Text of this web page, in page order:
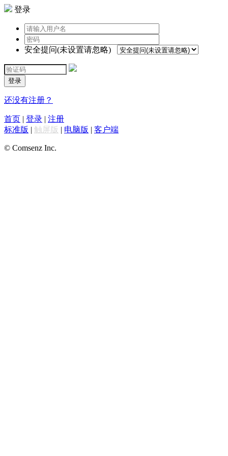
登录
安全提问(未设置请忽略)
登录
还没有注册？
首页 | 登录 | 注册
标准版 | 触屏版 | 电脑版 | 客户端
© Comsenz Inc.